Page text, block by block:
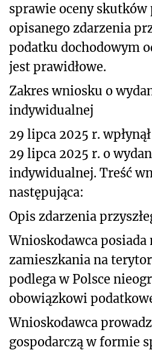
sprawie oceny skutków
opisanego zdarzenia
podatku dochodowym
jest prawidłowe.
Zakres wniosku o
indywidualnej
29 lipca 2025 r.
29 lipca 2025 r. o
indywidualnej. Treść
następująca:
Opis zdarzenia
Wnioskodawca posiada
zamieszkania na
podlega w Polsce
obowiązkowi
Wnioskodawca
gospodarczą w formie